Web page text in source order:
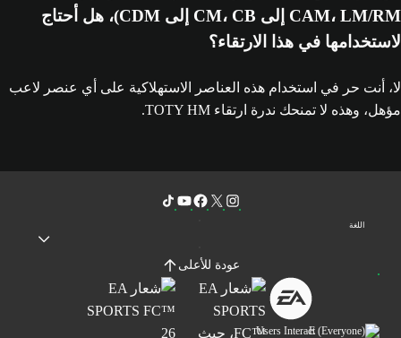
CAM، LM/RM إلى CM، CB إلى CDM)، هل أحتاج
لاستخدامها في هذا الارتقاء؟
لا، أنت حر في استخدام هذه العناصر الاستهلاكية على أي عنصر لاعب
مؤهل، وهذه لا تمنحك ندرة ارتقاء TOTY HM.
اللغة
عودة للأعلى
Users Interact